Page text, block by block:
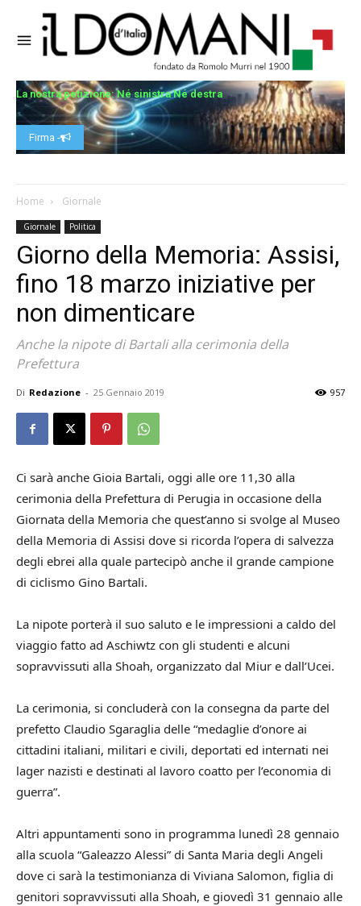
La nostra petizione: Né sinistra Né destra
Firma -
Home Giornale
Giornale Politica
Giorno della Memoria: Assisi,
fino 18 marzo iniziative per
non dimenticare
Anche la nipote di Bartali alla cerimonia della
Prefettura
Di Redazione - 25 Gennaio 2019 957
Ci sarà anche Gioia Bartali, oggi alle ore 11,30 alla
cerimonia della Prefettura di Perugia in occasione della
Giornata della Memoria che quest’anno si svolge al Museo
della Memoria di Assisi dove si ricorda l’opera di salvezza
degli ebrei alla quale partecipò anche il grande campione
di ciclismo Gino Bartali.
La nipote porterà il suo saluto e le impressioni a caldo del
viaggio fatto ad Aschiwtz con gli studenti e alcuni
sopravvissuti alla Shoah, organizzato dal Miur e dall’Ucei.
La cerimonia, si concluderà con la consegna da parte del
prefetto Claudio Sgaraglia delle “medaglie d’onore ai
cittadini italiani, militari e civili, deportati ed internati nei
lager nazisti e destinati al lavoro coatto per l’economia di
guerra”.
Altri appuntamenti sono in programma lunedì 28 gennaio
alla scuola “Galeazzo Alessi” di Santa Maria degli Angeli
dove ci sarà la testimonianza di Viviana Salomon, figlia di
genitori sopravvissuti alla Shoah, e giovedì 31 gennaio alle